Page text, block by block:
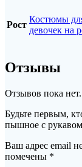
Рост
Костюмы
девочек на
Отзывы
Отзывов пока нет.
Будьте первым,
пышное с
Ваш адрес email
помечены *